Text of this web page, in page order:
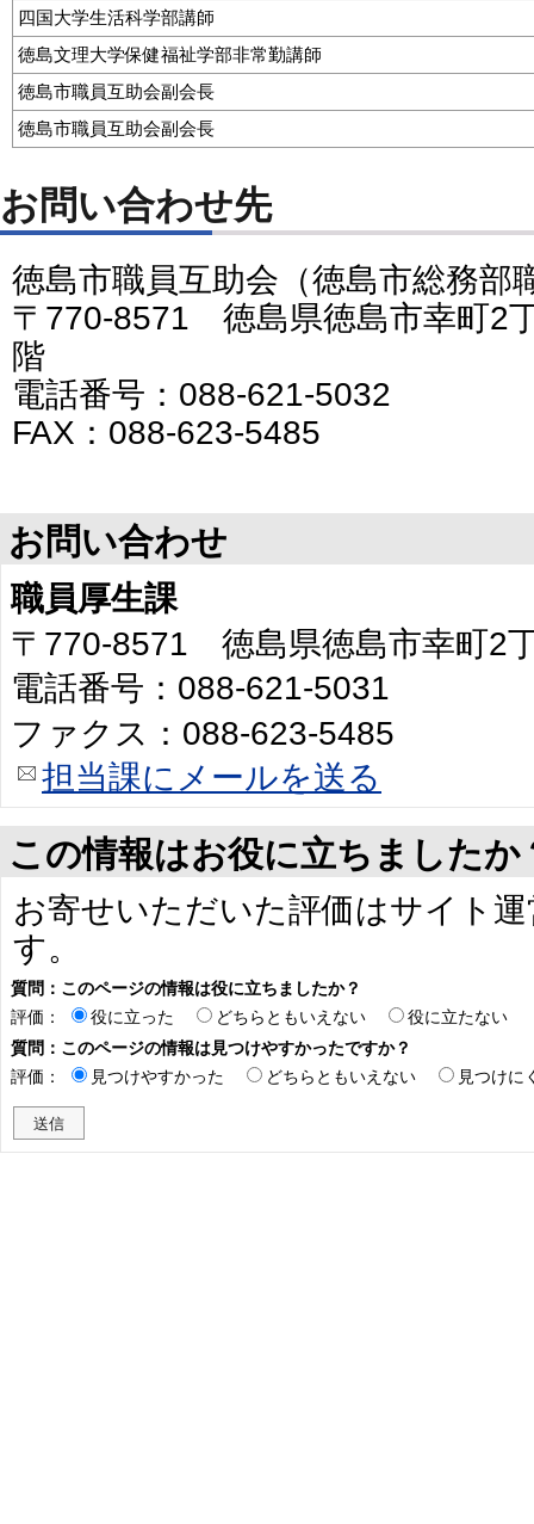
四国大学生活科学部講師
徳島文理大学保健福祉学部非常勤講師
徳島市職員互助会副会長
徳島市職員互助会副会長
お問い合わせ先
徳島市職員互助会（徳島市総務部
〒770-8571 徳島県徳島市幸町2
階
電話番号：088-621-5032
FAX：088-623-5485
お問い合わせ
職員厚生課
〒770-8571 徳島県徳島市幸町2
電話番号：088-621-5031
ファクス：088-623-5485
担当課にメールを送る
この情報はお役に立ちましたか
お寄せいただいた評価はサイト
す。
質問：このページの情報は役に立ちましたか？
評価：
役に立った どちらともいえない
役に立たない
質問：このページの情報は見つけやすかったですか？
評価：
見つけやすかった どちらともいえない 見つけに